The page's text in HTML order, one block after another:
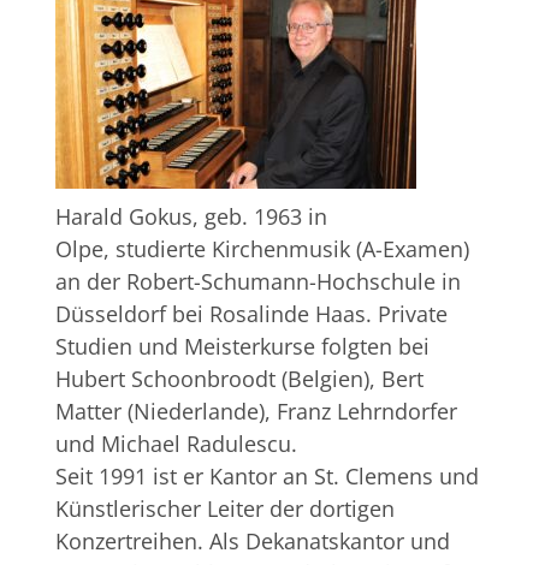
Harald Gokus, geb. 1963 in
Olpe, studierte Kirchenmusik (A-Examen)
an der Robert-Schumann-Hochschule in
Düsseldorf bei Rosalinde Haas. Private
Studien und Meisterkurse folgten bei
Hubert Schoonbroodt (Belgien), Bert
Matter (Niederlande), Franz Lehrndorfer
und Michael Radulescu.
Seit 1991 ist er Kantor an St. Clemens und
Künstlerischer Leiter der dortigen
Konzertreihen. Als Dekanatskantor und